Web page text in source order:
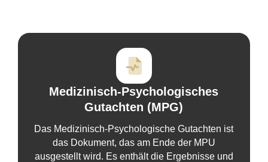
Medizinisch-Psychologisches
Gutachten (MPG)
Das Medizinisch-Psychologische Gutachten ist
das Dokument, das am Ende der MPU
ausgestellt wird. Es enthält die Ergebnisse und